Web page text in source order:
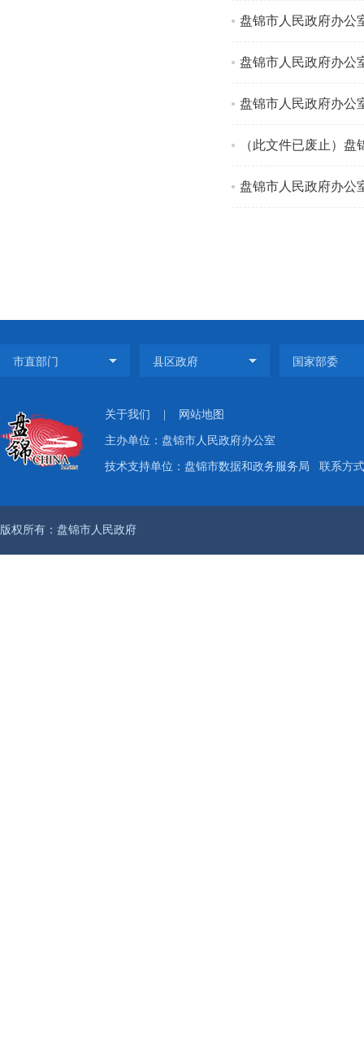
盘锦市人民政府办公
盘锦市人民政府办公
盘锦市人民政府办公
盘锦市人民政府办公
关于我们 网站地图
主办单位：盘锦市人民政府办公室
技术支持单位：盘锦市数据和政务服务局 联系方
版权所有：盘锦市人民政府